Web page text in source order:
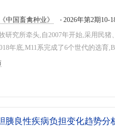
《中国畜禽种业》 2026年第2期10-
研究所牵头,自2007年开始,采用民
年底,M11系完成了6个世代的选育
胰良性疾病负担变化趋势分